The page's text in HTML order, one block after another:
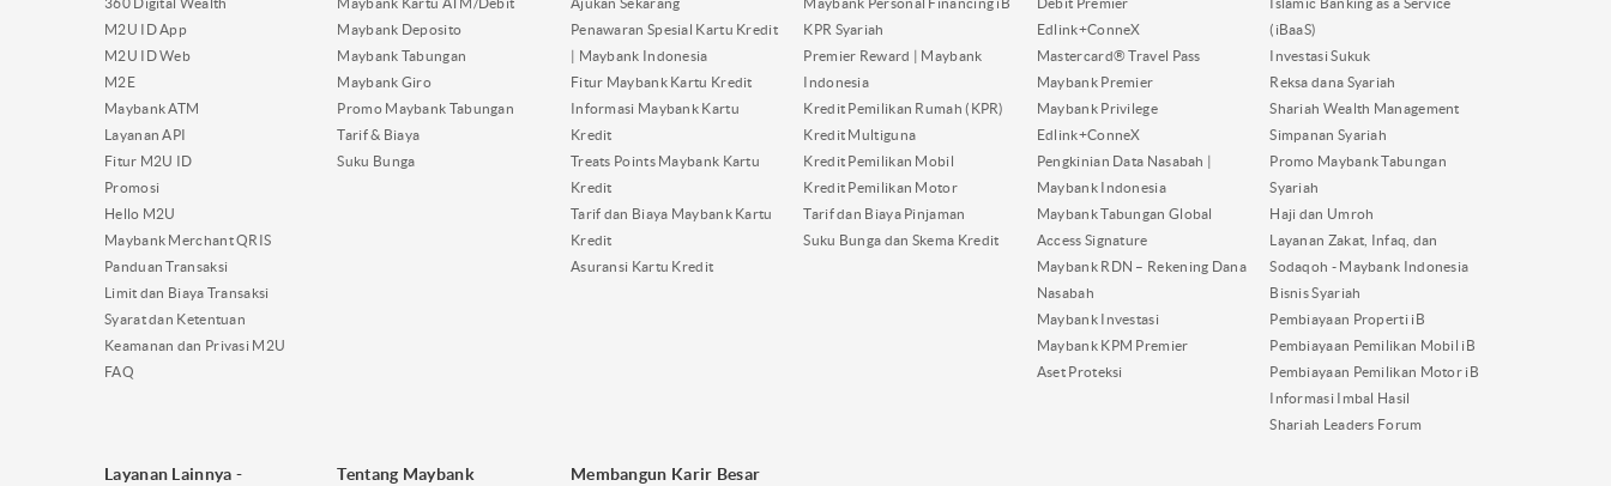
M2U ID App
M2U ID Web
M2E
Maybank ATM
Layanan API
Fitur M2U ID
Promosi
Hello M2U
Maybank Merchant QRIS
Panduan Transaksi
Limit dan Biaya Transaksi
Syarat dan Ketentuan
Keamanan dan Privasi M2U
FAQ
Maybank Deposito
Maybank Tabungan
Maybank Giro
Promo Maybank Tabungan
Tarif & Biaya
Suku Bunga
Penawaran Spesial Kartu Kredit
| Maybank Indonesia
Fitur Maybank Kartu Kredit
Informasi Maybank Kartu
Kredit
Treats Points Maybank Kartu
Kredit
Tarif dan Biaya Maybank Kartu
Kredit
Asuransi Kartu Kredit
KPR Syariah
Premier Reward | Maybank
Indonesia
Kredit Pemilikan Rumah (KPR)
Kredit Multiguna
Kredit Pemilikan Mobil
Kredit Pemilikan Motor
Tarif dan Biaya Pinjaman
Suku Bunga dan Skema Kredit
Edlink+ConneX
Mastercard® Travel Pass
Maybank Premier
Maybank Privilege
Edlink+ConneX
Pengkinian Data Nasabah |
Maybank Indonesia
Maybank Tabungan Global
Access Signature
Maybank RDN – Rekening Dana
Nasabah
Maybank Investasi
Maybank KPM Premier
Aset Proteksi
(iBaaS)
Investasi Sukuk
Reksa dana Syariah
Shariah Wealth Management
Simpanan Syariah
Promo Maybank Tabungan
Syariah
Haji dan Umroh
Layanan Zakat, Infaq, dan
Sodaqoh - Maybank Indonesia
Bisnis Syariah
Pembiayaan Properti iB
Pembiayaan Pemilikan Mobil iB
Pembiayaan Pemilikan Motor iB
Informasi Imbal Hasil
Shariah Leaders Forum
Layanan Lainnya -
Tentang Maybank
Membangun Karir Besar